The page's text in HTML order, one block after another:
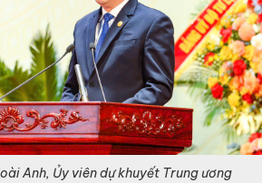
Anh, Ủy viên dự khuyết Trung ương